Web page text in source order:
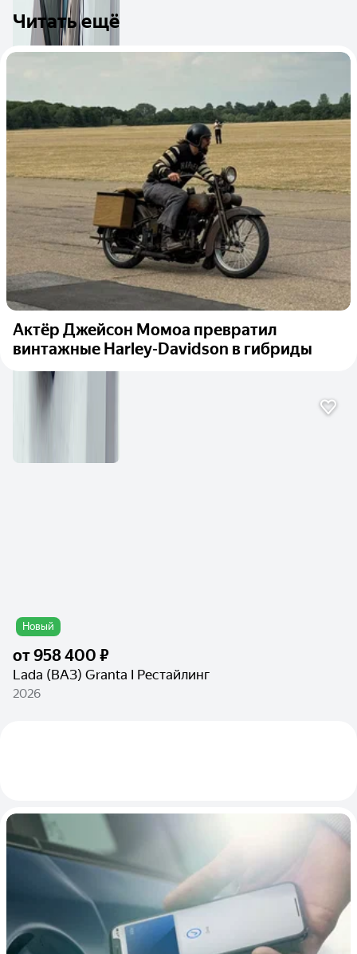
Читать ещё
Актёр Джейсон Момоа превратил
винтажные Harley-Davidson в гибриды
Новый
от958 400 ₽
Lada (ВАЗ) Granta I Рестайлинг
2026